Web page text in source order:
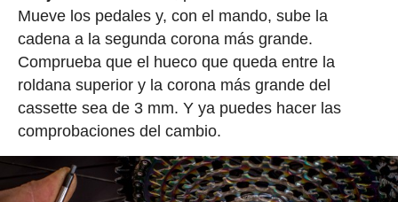
Mueve los pedales y, con el mando, sube la
cadena a la segunda corona más grande.
Comprueba que el hueco que queda entre la
roldana superior y la corona más grande del
cassette sea de 3 mm. Y ya puedes hacer las
comprobaciones del cambio.